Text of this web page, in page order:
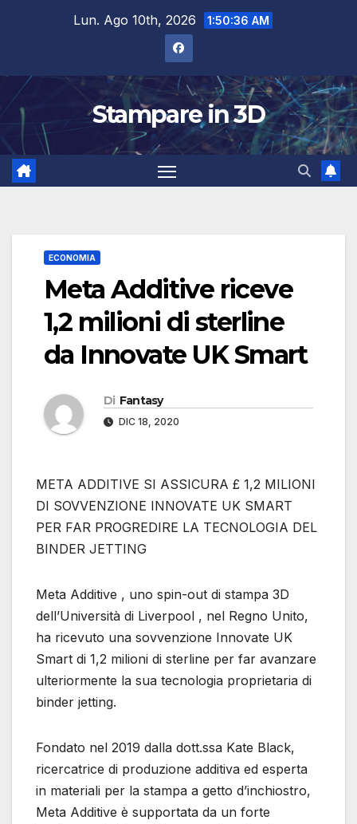
Lun. Ago 10th, 2026 1:50:37 AM
Stampare in 3D
ECONOMIA
Meta Additive riceve
1,2 milioni di sterline
da Innovate UK Smart
Di Fantasy
DIC 18, 2020
META ADDITIVE SI ASSICURA £ 1,2 MILIONI
DI SOVVENZIONE INNOVATE UK SMART
PER FAR PROGREDIRE LA TECNOLOGIA DEL
BINDER JETTING
Meta Additive , uno spin-out di stampa 3D
dell’Università di Liverpool , nel Regno Unito,
ha ricevuto una sovvenzione Innovate UK
Smart di 1,2 milioni di sterline per far avanzare
ulteriormente la sua tecnologia proprietaria di
binder jetting.
Fondato nel 2019 dalla dott.ssa Kate Black,
ricercatrice di produzione additiva ed esperta
in materiali per la stampa a getto d’inchiostro,
Meta Additive è supportata da un forte